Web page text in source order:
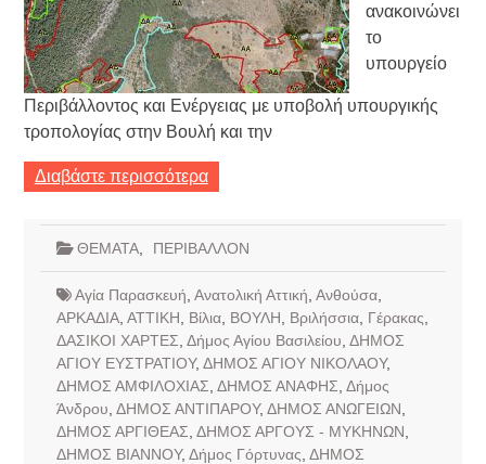
ανακοινώνει
το
υπουργείο
Περιβάλλοντος και Ενέργειας με υποβολή υπουργικής
τροπολογίας στην Βουλή και την
Διαβάστε περισσότερα
ΘΕΜΑΤΑ, ΠΕΡΙΒΑΛΛΟΝ
Αγία Παρασκευή Ανατολική Αττική Ανθούσα,
ΑΡΚΑΔΙΑ, ΑΤΤΙΚΗ Βίλια, ΒΟΥΛΗ Βριλήσσια, Γέρακας
ΔΑΣΙΚΟΙ ΧΑΡΤΕΣ Δήμος Αγίου Βασιλείου ΔΗΜΟΣ
ΑΓΙΟΥ ΕΥΣΤΡΑΤΙΟΥ, ΔΗΜΟΣ ΑΓΙΟΥ ΝΙΚΟΛΑΟΥ,
ΔΗΜΟΣ ΑΜΦΙΛΟΧΙΑΣ ΔΗΜΟΣ ΑΝΑΦΗΣ Δήμος
Άνδρου ΔΗΜΟΣ ΑΝΤΙΠΑΡΟΥ, ΔΗΜΟΣ ΑΝΩΓΕΙΩΝ
ΔΗΜΟΣ ΑΡΓΙΘΕΑΣ ΔΗΜΟΣ ΑΡΓΟΥΣ - ΜΥΚΗΝΩΝ
ΔΗΜΟΣ ΒΙΑΝΝΟΥ, Δήμος Γόρτυνας ΔΗΜΟΣ